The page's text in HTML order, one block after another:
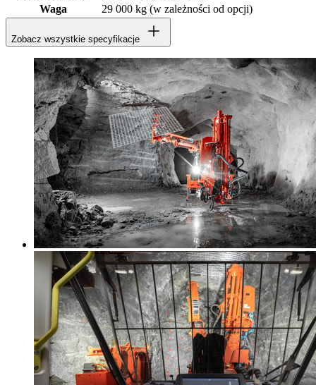
Waga
29 000 kg (w zależności od opcji)
Zobacz wszystkie specyfikacje